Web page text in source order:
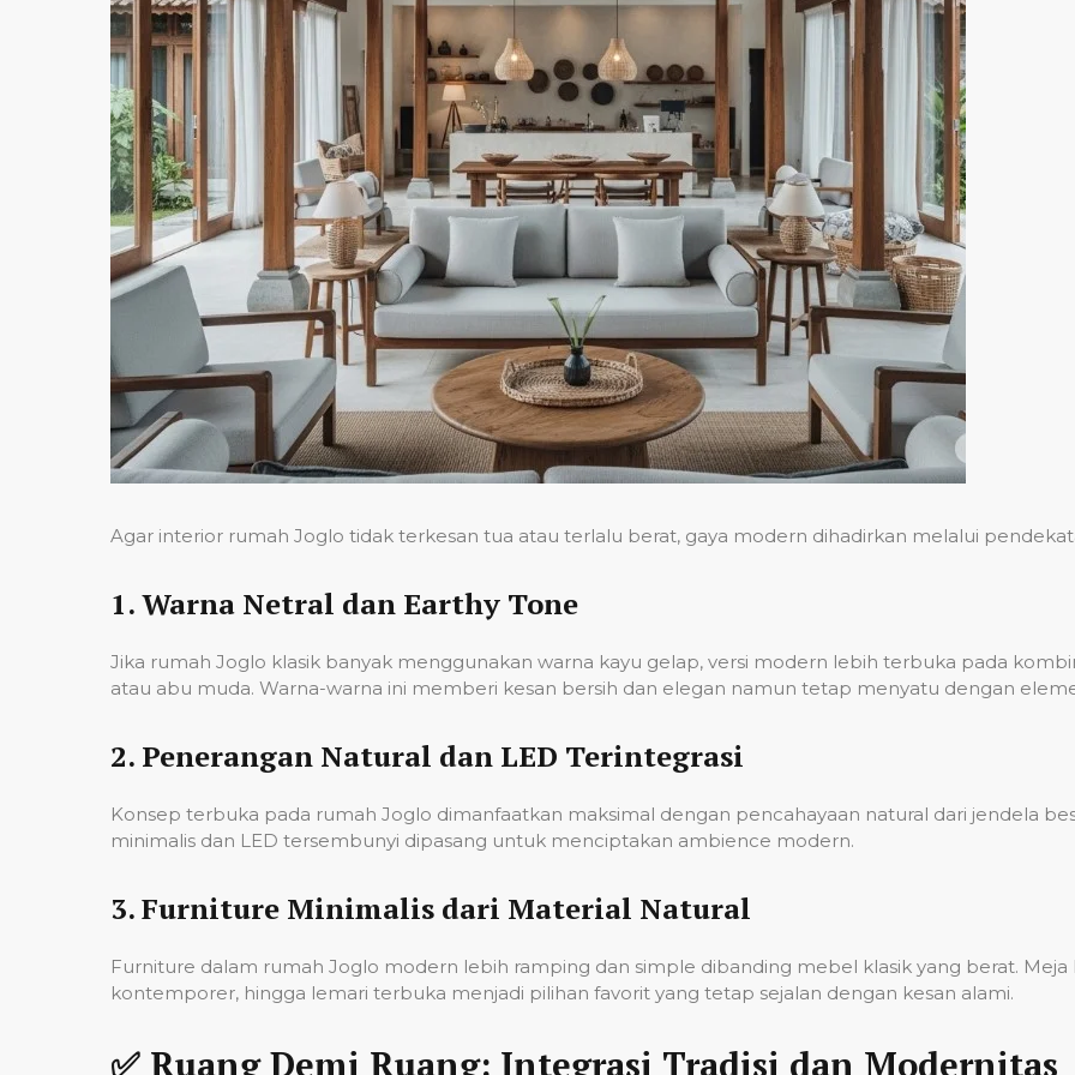
Agar interior rumah Joglo tidak terkesan tua atau terlalu berat, gaya modern dihadirkan melalui
1.Warna Netral dan Earthy Tone
Jika rumah Joglo klasik banyak menggunakan warna kayu gelap, versi modern lebih terbuka pada
atau abu muda. Warna-warna ini memberi kesan bersih dan elegan namun tetap menyatu dengan
2. Penerangan Natural dan LED Terintegrasi
Konsep terbuka pada rumah Joglo dimanfaatkan maksimal dengan pencahayaan natural dari jendela
minimalis dan LED tersembunyi dipasang untuk menciptakan ambience modern.
3.Furniture Minimalis dari Material Natural
Furniture dalam rumah Joglo modern lebih ramping dan simple dibanding mebel klasik yang berat. Meja
kontemporer, hingga lemari terbuka menjadi pilihan favorit yang tetap sejalan dengan kesan alami.
✅ Ruang Demi Ruang: Integrasi Tradisi dan Modernitas